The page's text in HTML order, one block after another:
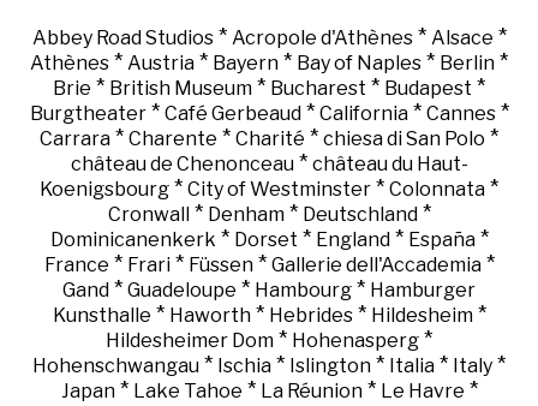
Abbey Road Studios* Acropole d'Athènes* Alsace *
Athènes * Austria * Bayern * Bay of Naples * Berlin *
Brie * British Museum * Bucharest * Budapest *
Burgtheater* Café Gerbeaud* California* Cannes*
Carrara * Charente * Charité * chiesa di San Polo *
château de Chenonceau* château du Haut-
Koenigsbourg * City of Westminster * Colonnata *
Cronwall* Denham* Deutschland*
Dominicanenkerk * Dorset * England* España*
France * Frari* Füssen* Gallerie dell'Accademia*
Gand * Guadeloupe * Hambourg * Hamburger
Kunsthalle * Haworth* Hebrides* Hildesheim*
Hildesheimer Dom * Hohenasperg *
Hohenschwangau * Ischia * Islington * Italia * Italy *
Japan* Lake Tahoe * La Réunion* Le Havre *